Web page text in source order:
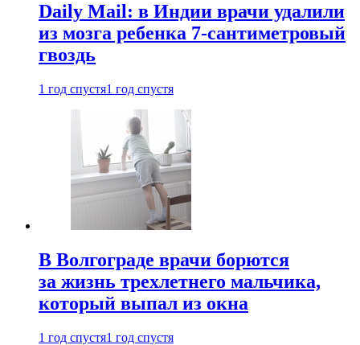
Daily Mail: в Индии врачи удалили
из мозга ребенка 7-сантиметровый
гвоздь
1 год спустя1 год спустя
В Волгограде врачи борются
за жизнь трехлетнего мальчика,
который выпал из окна
1 год спустя1 год спустя